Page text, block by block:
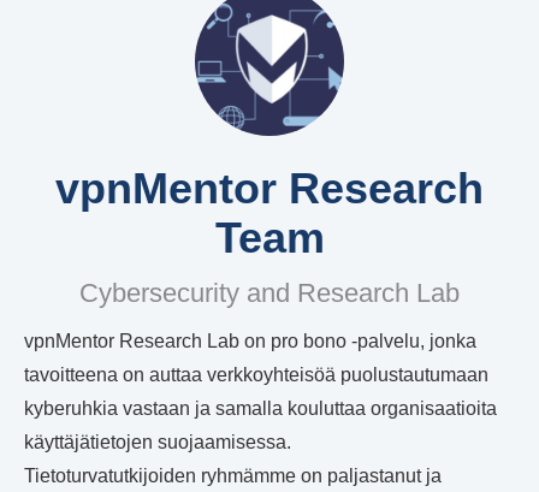
vpnMentor Research
Team
Cybersecurity and Research Lab
vpnMentor Research Lab on pro bono -palvelu, jonka
tavoitteena on auttaa verkkoyhteisöä puolustautumaan
kyberuhkia vastaan ja samalla kouluttaa organisaatioita
käyttäjätietojen suojaamisessa.
Tietoturvatutkijoiden ryhmämme on paljastanut ja